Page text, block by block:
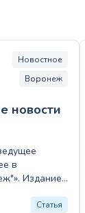
Новостное
Воронеж
новости
в
Издание
репортажи…
Статья